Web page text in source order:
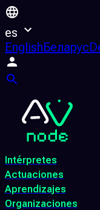
es
EnglishБеларус
Intérpretes
Actuaciones
Aprendizajes
Organizaciones